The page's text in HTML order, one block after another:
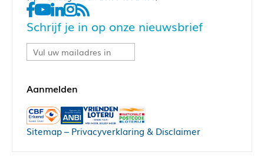
Schrijf je in op onze nieuwsbrief
Sitemap– Privacyverklaring & Disclaimer